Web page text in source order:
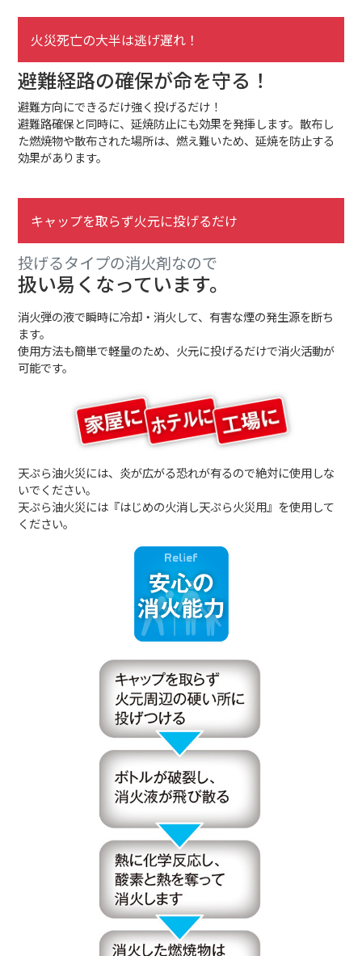
火災死亡の大半は逃げ遅れ！
避難経路の確保が命を守る！
避難方向にできるだけ強く投げるだけ！
避難路確保と同時に、延焼防止にも効果を発揮します。散布し
た燃焼物や散布された場所は、燃え難いため、延焼を防止する
効果があります。
キャップを取らず火元に投げるだけ
投げるタイプの消火剤なので
扱い易くなっています。
消火弾の液で瞬時に冷却・消火して、有害な煙の発生源を断ち
ます。
使用方法も簡単で軽量のため、火元に投げるだけで消火活動が
可能です。
天ぷら油火災には、炎が広がる恐れが有るので絶対に使用しな
いでください。
天ぷら油火災には『はじめの火消し天ぷら火災用』を使用して
ください。